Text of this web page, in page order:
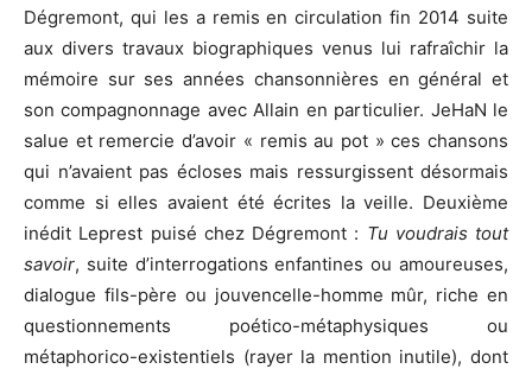
Dégremont, qui les a remis en circulation fin 2014 suite
aux divers travaux biographiques venus lui rafraîchir la
mémoire sur ses années chansonnières en général et
son compagnonnage avec Allain en particulier. JeHaN le
salue et remercie d’avoir « remis au pot » ces chansons
qui n’avaient pas écloses mais ressurgissent désormais
comme si elles avaient été écrites la veille. Deuxième
inédit Leprest puisé chez Dégremont : Tu voudrais tout
savoir, suite d’interrogations enfantines ou amoureuses,
dialogue fils-père ou jouvencelle-homme mûr, riche en
questionnements poético-métaphysiques ou
métaphorico-existentiels (rayer la mention inutile), dont